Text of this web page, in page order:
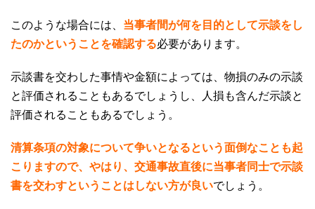
このような場合には、 当事者間が何を目的として示談をし
たのかということを確認する必要があります。
示談書を交わした事情や金額によっては、物損のみの示談
と評価されることもあるでしょうし、人損も含んだ示談と
評価されることもあるでしょう。
清算条項の対象について争いとなるという面倒なことも起
こりますので、やはり、交通事故直後に当事者同士で示談
書を交わすということはしない方が良いでしょう。